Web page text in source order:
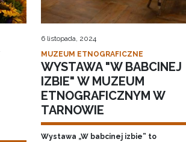
6 listopada, 2024
MUZEUM ETNOGRAFICZNE
WYSTAWA "W BABCINEJ
IZBIE" W MUZEUM
ETNOGRAFICZNYM W
TARNOWIE
Wystawa „W babcinej izbie” to